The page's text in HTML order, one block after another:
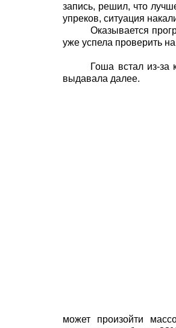
запись, решил, что
упреков, ситуация
Оказывается
уже успела проверить
Гоша встал из-за
выдавала далее.
может произойти